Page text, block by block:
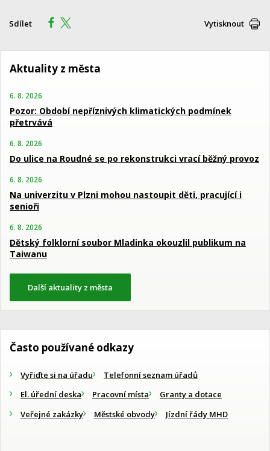
Sdílet Vytisknout
Aktuality z města
6. 8. 2026
Pozor: Období nepříznivých klimatických podmínek
přetrvává
6. 8. 2026
Do ulice na Roudné se po rekonstrukci vrací běžný provoz
6. 8. 2026
Na univerzitu v Plzni mohou nastoupit děti, pracující i
senioři
6. 8. 2026
Dětský folklorní soubor Mladinka okouzlil publikum na
Taiwanu
Další aktuality z města
Často používané odkazy
Vyřiďte si na úřadu
Telefonní seznam úřadů
El. úřední deska
Pracovní místa
Granty a dotace
Veřejné zakázky
Městské obvody Jízdní řády MHD